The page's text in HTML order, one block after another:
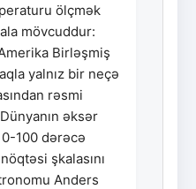
ölçmək
mövcuddur:
Birləşmiş
yalnız bir neçə
rəsmi
əksər
100 dərəcə
şkalasını
Anders